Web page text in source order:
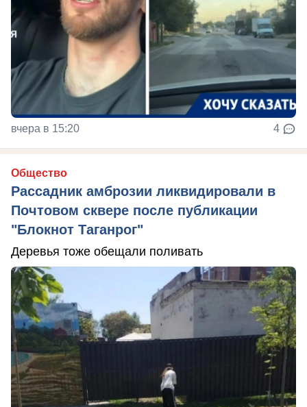
вчера в 15:20 4
Общество
Рассадник амброзии ликвидировали в
Почтовом сквере после публикации
"Блокнот Таганрог"
Деревья тоже обещали поливать